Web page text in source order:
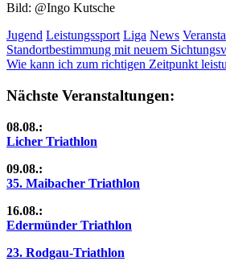
Bild: @Ingo Kutsche
Jugend Leistungssport Liga News
Beitragsnavigation
Vorheriger
Beitrag:
Standortbestimmung mit neuem
Nächster
Wie kann ich zum richtigen Zeitpunkt
Nächste Veranstaltungen:
08.08.:
Licher Triathlon
09.08.:
35. Maibacher Triathlon
16.08.:
Edermünder Triathlon
23. Rodgau-Triathlon